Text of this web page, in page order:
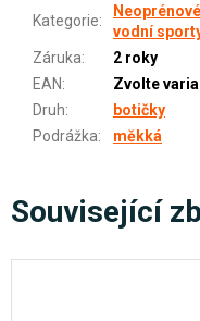
Kategorie:
vodní
Záruka:
2 roky
EAN:
Zvolte
Druh:
botičky
Podrážka: měkká
Související